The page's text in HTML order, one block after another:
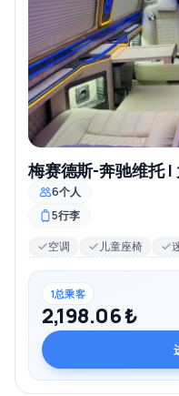
梅赛德斯-奔驰维托
6个人
5行李
空调
儿童座椅
1总乘客
2,198.06 ₺